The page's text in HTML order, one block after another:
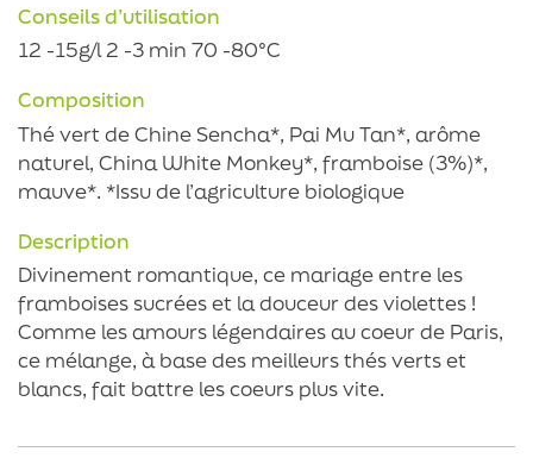
Conseils d’utilisation
12 -15g/l 2 -3 min 70 -80°C
Composition
Thé vert de Chine Sencha*, Pai Mu Tan*, arôme
naturel, China White Monkey*, framboise (3%)*,
mauve*. *Issu de l’agriculture biologique
Description
Divinement romantique, ce mariage entre les
framboises sucrées et la douceur des violettes !
Comme les amours légendaires au coeur de Paris,
ce mélange, à base des meilleurs thés verts et
blancs, fait battre les coeurs plus vite.